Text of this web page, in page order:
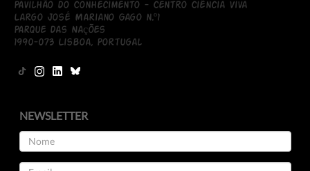
Pavilhão do Conhecimento - Centro Ciência Viva
Largo José Mariano Gago n.º1
Parque das Nações
1990-073 Lisboa, Portugal
NEWSLETTER